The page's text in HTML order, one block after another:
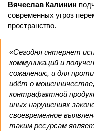
Вячеслав Калинин
современных угроз
пространство.
«Сегодня интернет
коммуникаций и
сожалению, и для
идёт о
контрафактной
иных нарушениях
своевременное
таким ресурсам